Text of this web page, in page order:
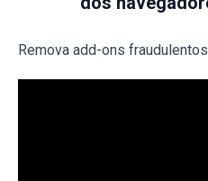
Remova add-ons